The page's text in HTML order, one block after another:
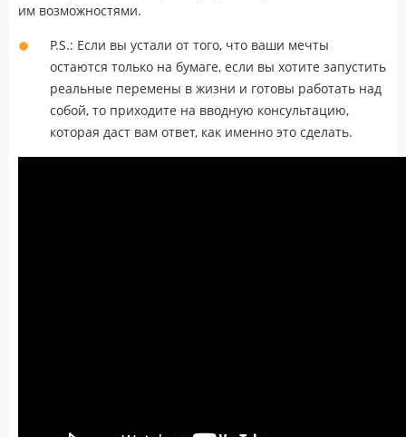
им возможностями.
P.S.: Если вы устали от того, что ваши мечты
остаются только на бумаге, если вы хотите запустить
реальные перемены в жизни и готовы работать над
собой, то приходите на вводную консультацию,
которая даст вам ответ, как именно это сделать.